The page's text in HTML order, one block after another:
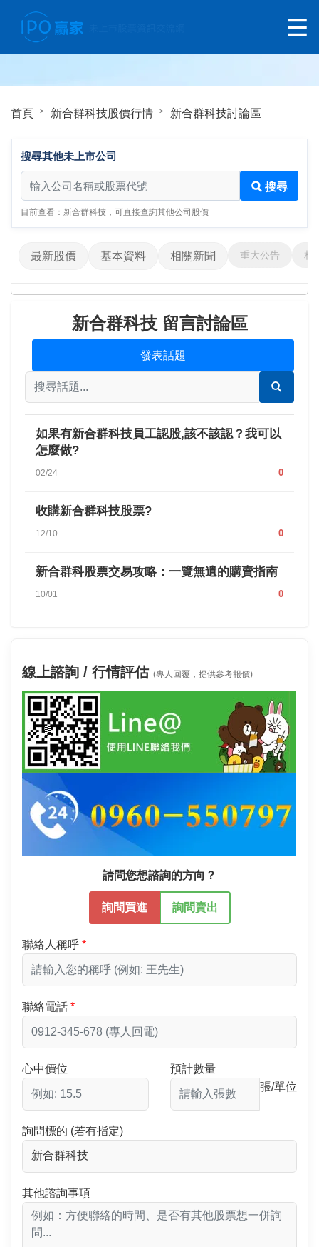
首頁 新合群科技股價行情 新合群科技討論區
搜尋其他未上市公司
搜尋其他未上市公司
搜尋
目前查看：新合群科技，可直接查詢其他公司股價
最新股價 基本資料 相關新聞 重大公告 相
新合群科技 留言討論區
發表話題
如果有新合群科技員工認股,該不該認？我可以
怎麼做?
02/24 0
收購新合群科技股票?
12/10 0
新合群科股票交易攻略：一覽無遺的購賣指南
10/01 0
線上諮詢 / 行情評估 (專人回覆，提供參考報價)
請問您想諮詢的方向？
詢問買進 詢問賣出
聯絡人稱呼
聯絡電話
心中價位
預計數量
張/單位
詢問標的 (若有指定)
其他諮詢事項